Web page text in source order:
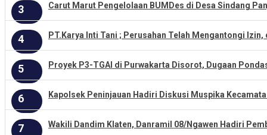
3 Carut Marut Pengelolaan BUMDes di Desa Sindang
4 PT.Karya Inti Tani ; Perusahan Telah Mengantongi
5 Proyek P3-TGAI di Purwakarta Disorot, Dugaan
6 Kapolsek Peninjauan Hadiri Diskusi Muspika
7 Wakili Dandim Klaten, Danramil 08/Ngawen Hadiri